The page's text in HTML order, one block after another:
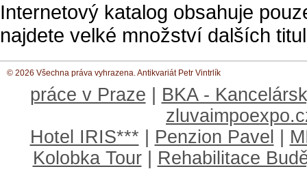
Internetový katalog obsahuje
najdete velké množství dalších
© 2026 Všechna práva vyhrazena. Antikvariát Petr Vintrlík
práce v Praze
BKA -
Hotel IRIS***
Penzion Pavel
Kolobka Tour
Rehabilitace